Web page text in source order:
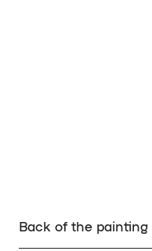
Back of the painting